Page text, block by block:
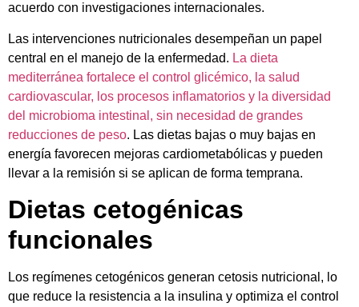
acuerdo con investigaciones internacionales.
Las intervenciones nutricionales desempeñan un papel
central en el manejo de la enfermedad. La dieta
mediterránea fortalece el control glicémico, la salud
cardiovascular, los procesos inflamatorios y la diversidad
del microbioma intestinal, sin necesidad de grandes
reducciones de peso. Las dietas bajas o muy bajas en
energía favorecen mejoras cardiometabólicas y pueden
llevar a la remisión si se aplican de forma temprana.
Dietas cetogénicas
funcionales
Los regímenes cetogénicos generan cetosis nutricional, lo
que reduce la resistencia a la insulina y optimiza el control